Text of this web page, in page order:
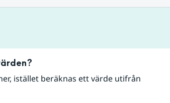
istället beräknas ett värde utifrån